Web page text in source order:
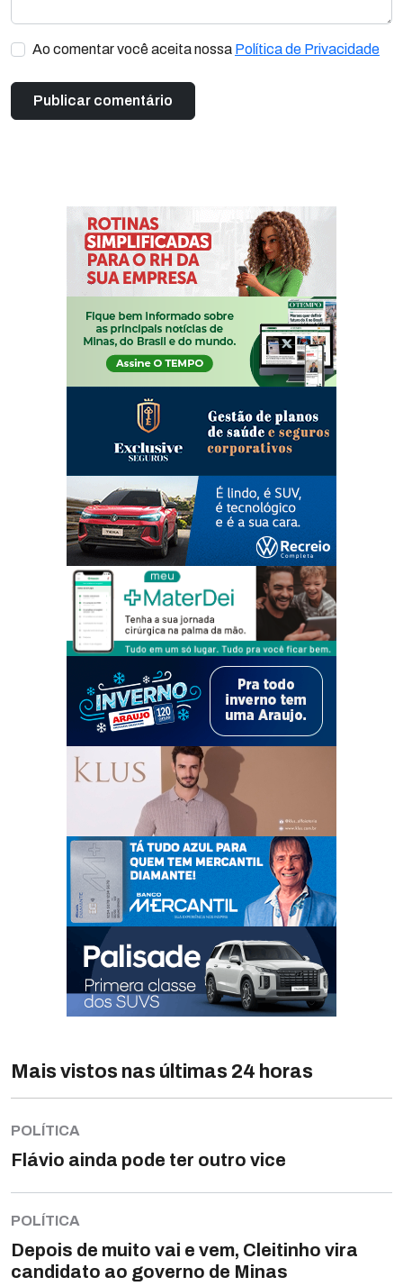
Ao comentar você aceita nossa Política de Privacidade
Mais vistos nas últimas 24 horas
POLÍTICA
Flávio ainda pode ter outro vice
POLÍTICA
Depois de muito vai e vem, Cleitinho vira
candidato ao governo de Minas